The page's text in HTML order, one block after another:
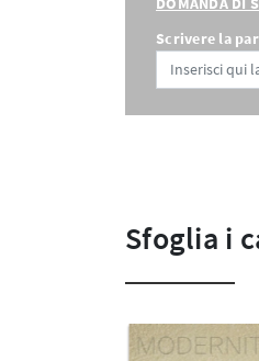
Scrivere la
Sfoglia i